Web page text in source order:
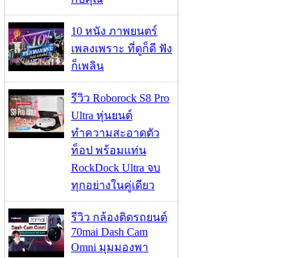
10 หนัง ภาพยนตร์
เพลงเพราะ ที่ดูก็ดี ฟัง
ก็เพลิน
รีวิว Roborock S8 Pro
Ultra หุ่นยนต์
ทำความสะอาดตัว
ท็อป พร้อมแท่น
RockDock Ultra จบ
ทุกอย่างในคู่เดียว
รีวิว กล้องติดรถยนต์
70mai Dash Cam
Omni มุมมองพา